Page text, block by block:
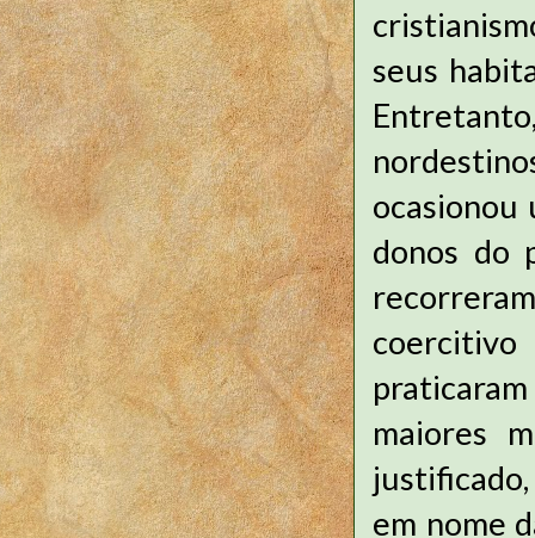
seus
ocasionou
donos do
praticaram
maiores
em nome